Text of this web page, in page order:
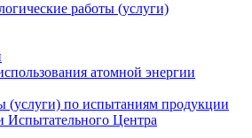
работы (услуги)
атомной энергии
(услуги) по испытаниям продукции
Испытательного Центра